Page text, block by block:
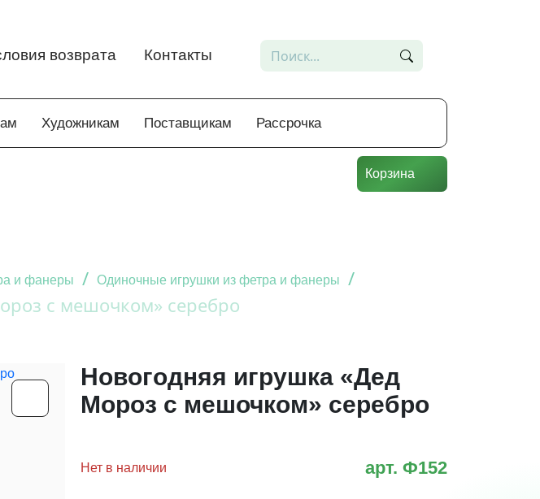
возврата Контакты
Художникам Поставщикам Рассрочка
Корзина
и фанеры / Одиночные игрушки из фетра и фанеры
/
с мешочком» серебро
Новогодняя игрушка «Дед
Мороз с мешочком» серебро
Нет в наличии арт. Ф152